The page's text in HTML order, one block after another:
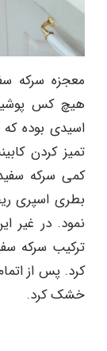
معجزه سرکه
هیچ کس
اسیدی بوده که
تمیز کردن
کمی سرکه
بطری اسپری
نمود. در غیر
ترکیب سرکه
کرد. پس از
خشک کرد.